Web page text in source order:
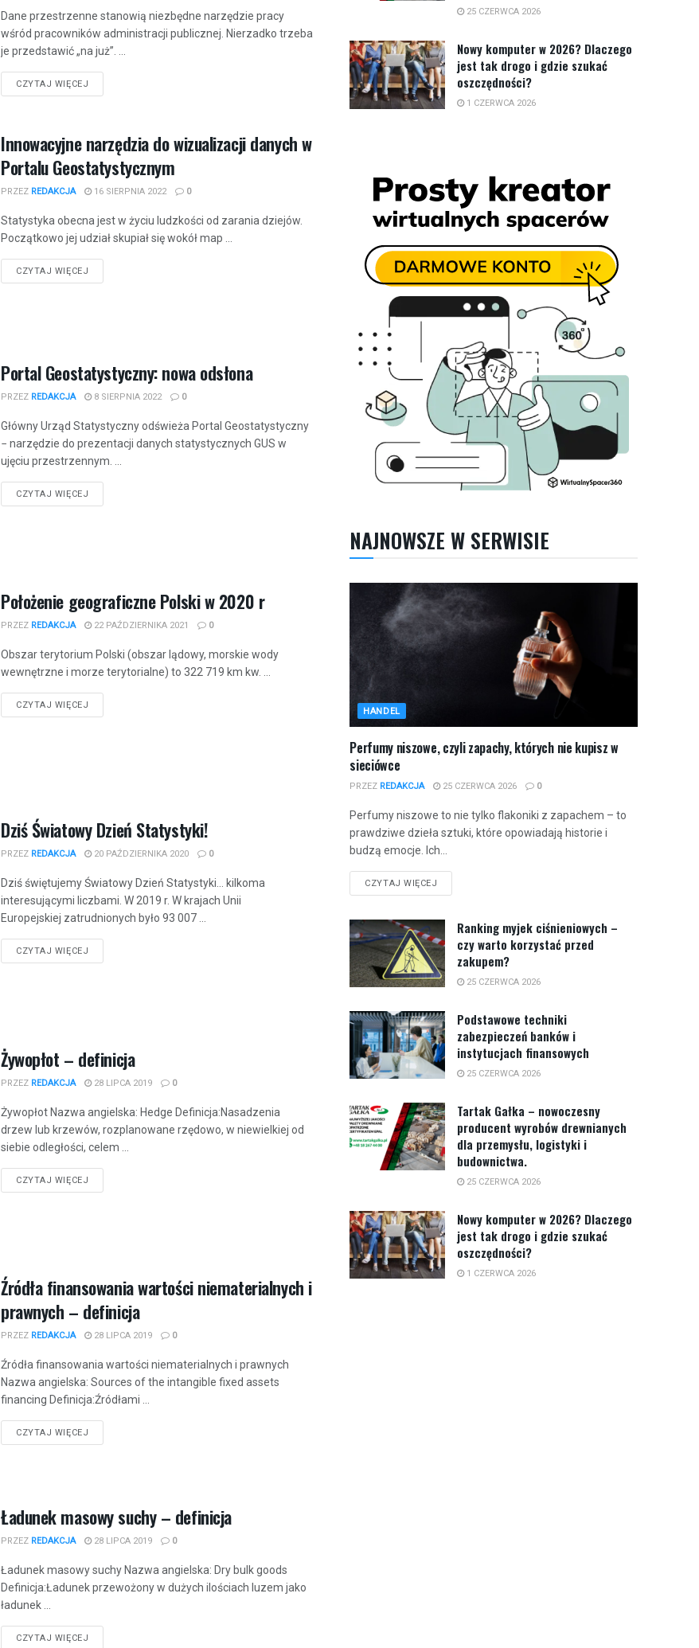
Dane przestrzenne stanowią niezbędne narzędzie pracy
wśród pracowników administracji publicznej. Nierzadko trzeba
je przedstawić „na już”. ...
CZYTAJ WIĘCEJ
Innowacyjne narzędzia do wizualizacji danych w
Portalu Geostatystycznym
PRZEZ REDAKCJA 16 SIERPNIA 2022 0
Statystyka obecna jest w życiu ludzkości od zarania dziejów.
Początkowo jej udział skupiał się wokół map ...
CZYTAJ WIĘCEJ
Portal Geostatystyczny: nowa odsłona
PRZEZ REDAKCJA 8 SIERPNIA 2022 0
Główny Urząd Statystyczny odświeża Portal Geostatystyczny
− narzędzie do prezentacji danych statystycznych GUS w
ujęciu przestrzennym. ...
CZYTAJ WIĘCEJ
Położenie geograficzne Polski w 2020 r
PRZEZ REDAKCJA 22 PAŹDZIERNIKA 2021 0
Obszar terytorium Polski (obszar lądowy, morskie wody
wewnętrzne i morze terytorialne) to 322 719 km kw. ...
CZYTAJ WIĘCEJ
Dziś Światowy Dzień Statystyki!
PRZEZ REDAKCJA 20 PAŹDZIERNIKA 2020 0
Dziś świętujemy Światowy Dzień Statystyki... kilkoma
interesującymi liczbami. W 2019 r. W krajach Unii
Europejskiej zatrudnionych było 93 007 ...
CZYTAJ WIĘCEJ
Żywopłot – definicja
PRZEZ REDAKCJA 28 LIPCA 2019 0
Żywopłot Nazwa angielska: Hedge Definicja:Nasadzenia
drzew lub krzewów, rozplanowane rzędowo, w niewielkiej od
siebie odległości, celem ...
CZYTAJ WIĘCEJ
Źródła finansowania wartości niematerialnych i
prawnych – definicja
PRZEZ REDAKCJA 28 LIPCA 2019 0
Źródła finansowania wartości niematerialnych i prawnych
Nazwa angielska: Sources of the intangible fixed assets
financing Definicja:Źródłami ...
CZYTAJ WIĘCEJ
Ładunek masowy suchy – definicja
PRZEZ REDAKCJA 28 LIPCA 2019 0
Ładunek masowy suchy Nazwa angielska: Dry bulk goods
Definicja:Ładunek przewożony w dużych ilościach luzem jako
ładunek ...
CZYTAJ WIĘCEJ
25 CZERWCA 2026
Nowy komputer w 2026? Dlaczego
jest tak drogo i gdzie szukać
oszczędności?
1 CZERWCA 2026
NAJNOWSZE W SERWISIE
HANDEL
Perfumy niszowe, czyli zapachy, których nie kupisz w
sieciówce
PRZEZ REDAKCJA 25 CZERWCA 2026 0
Perfumy niszowe to nie tylko flakoniki z zapachem – to
prawdziwe dzieła sztuki, które opowiadają historie i
budzą emocje. Ich...
CZYTAJ WIĘCEJ
Ranking myjek ciśnieniowych –
czy warto korzystać przed
zakupem?
25 CZERWCA 2026
Podstawowe techniki
zabezpieczeń banków i
instytucjach finansowych
25 CZERWCA 2026
Tartak Gałka – nowoczesny
producent wyrobów drewnianych
dla przemysłu, logistyki i
budownictwa.
25 CZERWCA 2026
Nowy komputer w 2026? Dlaczego
jest tak drogo i gdzie szukać
oszczędności?
1 CZERWCA 2026